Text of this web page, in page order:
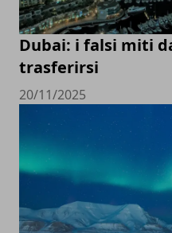
Dubai: i falsi miti
trasferirsi
20/11/2025